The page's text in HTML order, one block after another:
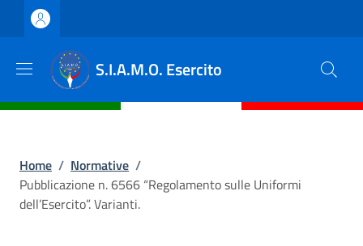
Salta al contenuto principale
Skip to footer content
S.I.A.M.O. Esercito
Briciole di pane
Home / Normative /
Pubblicazione n. 6566 “Regolamento sulle Uniformi
dell’Esercito”. Varianti.